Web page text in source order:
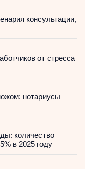
консультации,
от стресса
нотариусы
количество
в 2025 году